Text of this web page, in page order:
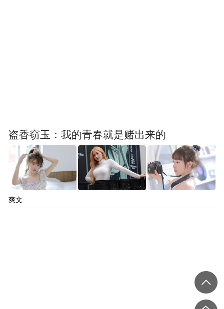
盗香窃玉：我的青春就是赌出来的
爽文